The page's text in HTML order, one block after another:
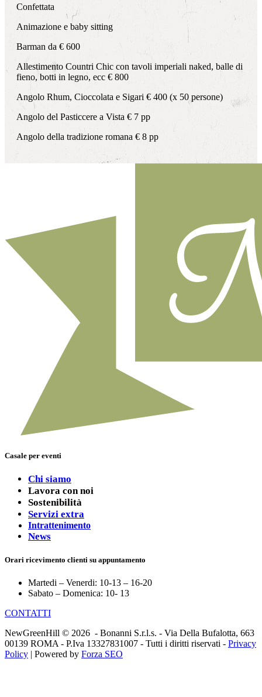
Confettata
Animazione e baby sitting
Barman da € 600
Allestimento Countri Chic con tavoli imperiali naked, balle di
fieno, botti in legno, ecc € 800
Angolo Rhum, Cioccolata e Sigari € 400 (x 50 persone)
Angolo del Pasticcere a Vista € 7 pp
Angolo della tradizione romana € 8 pp
Casale per eventi
Chi siamo
Lavora con noi
Sostenibilità
Servizi extra
Intrattenimento
News
Orari ricevimento clienti su appuntamento
Martedi – Venerdi: 10-13 – 16-20
Sabato – Domenica: 10- 13
CONTATTI
NewGreenHill © 2026 - Bonanni S.r.l.s. - Via Della Bufalotta, 663
00139 ROMA - P.Iva 13327831007 - Tutti i diritti riservati - Privacy
Policy | Powered by Forza SEO